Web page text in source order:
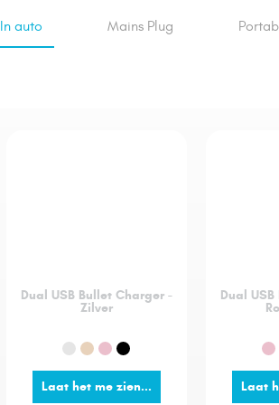
In auto Mains Plug
Dual USB Bullet Charger -
Zilver
Laat het me zien...
Dual
Laat